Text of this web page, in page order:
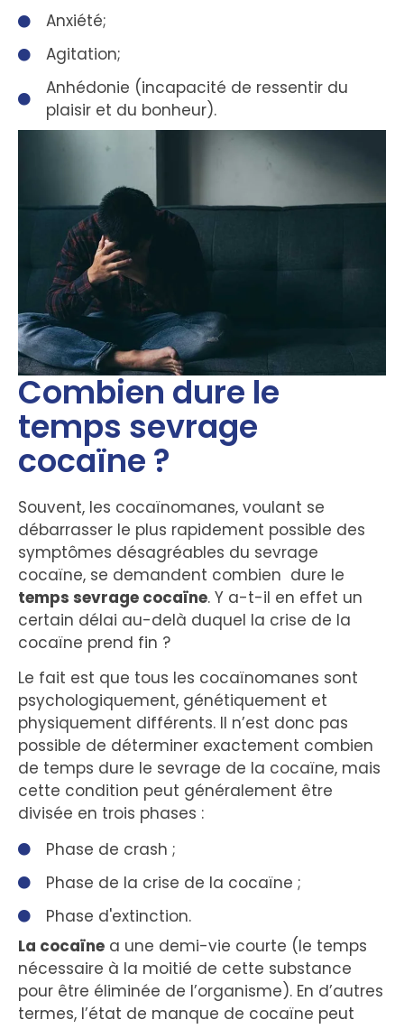
Anxiété;
Agitation;
Anhédonie (incapacité de ressentir du
plaisir et du bonheur).
Combien dure le
temps sevrage
cocaïne ?
Souvent, les cocaïnomanes, voulant se
débarrasser le plus rapidement possible des
symptômes désagréables du sevrage
cocaïne, se demandent combien dure le
temps sevrage cocaïne. Y a-t-il en effet un
certain délai au-delà duquel la crise de la
cocaïne prend fin ?
Le fait est que tous les cocaïnomanes sont
psychologiquement, génétiquement et
physiquement différents. Il n’est donc pas
possible de déterminer exactement combien
de temps dure le sevrage de la cocaïne, mais
cette condition peut généralement être
divisée en trois phases :
Phase de crash ;
Phase de la crise de la cocaïne ;
Phase d'extinction.
La cocaïne a une demi-vie courte (le temps
nécessaire à la moitié de cette substance
pour être éliminée de l’organisme). En d’autres
termes, l’état de manque de cocaïne peut